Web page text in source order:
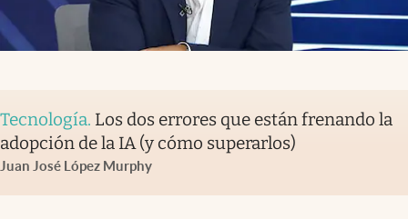
Tecnología. Los dos errores que están frenando la
adopción de la IA (y cómo superarlos)
Juan José López Murphy